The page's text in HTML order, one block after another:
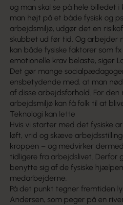
og man skal se på hele billedet
man højt på et både fysisk og
arbejdsmiljø, udgør det en
skubbet ud før tid. Og arbejder
kan både fysiske faktorer som
emotionelle krav belaste, siger
Det gør mange
ensbetydende med, at man
af disse arbejdsforhold. For
arbejdsmiljø kan få folk til at
Teknologi kan lette
Hvis vi starter med det fysiske
løft, vrid og skæve
kroppen – og medvirker
tidligere fra arbejdslivet. Derfor
benytte sig af de fysiske
medarbejderne.
På det punkt tegner fremtiden
Andersen, som peger på en